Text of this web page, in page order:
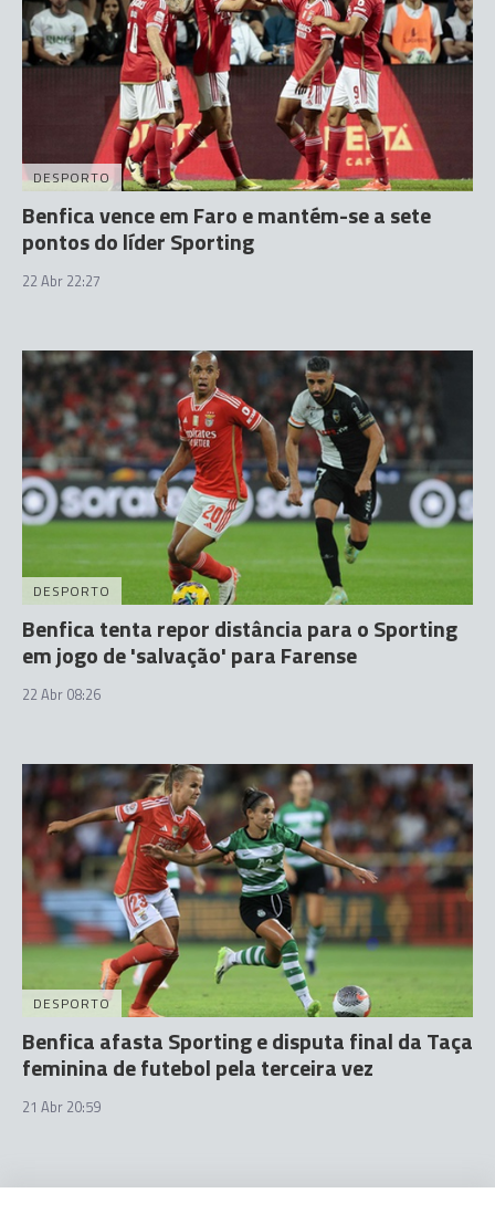
DESPORTO
Benfica vence em Faro e mantém-se a sete
pontos do líder Sporting
22 Abr 22:27
DESPORTO
Benfica tenta repor distância para o Sporting
em jogo de 'salvação' para Farense
22 Abr 08:26
DESPORTO
Benfica afasta Sporting e disputa final da Taça
feminina de futebol pela terceira vez
21 Abr 20:59